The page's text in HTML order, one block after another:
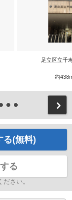
足立区立千
約
る(無料)
る
さい。